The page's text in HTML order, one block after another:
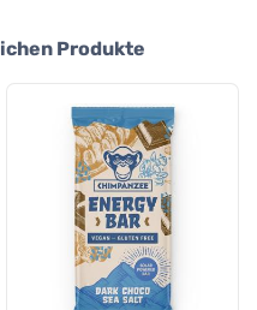
Produkte